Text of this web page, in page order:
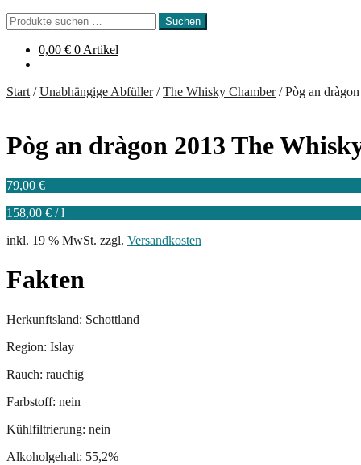
Suchen
nach:
Suchen
0,00 € 0 Artikel
Start /Unabhängige Abfüller/The Whisky Chamber/Pòg an
Pòg an dràgon 2013 The
79,00 €
158,00 € /l
inkl. 19 % MwSt. zzgl. Versandkosten
Fakten
Herkunftsland: Schottland
Region: Islay
Rauch: rauchig
Farbstoff: nein
Kühlfiltrierung: nein
Alkoholgehalt: 55,2%